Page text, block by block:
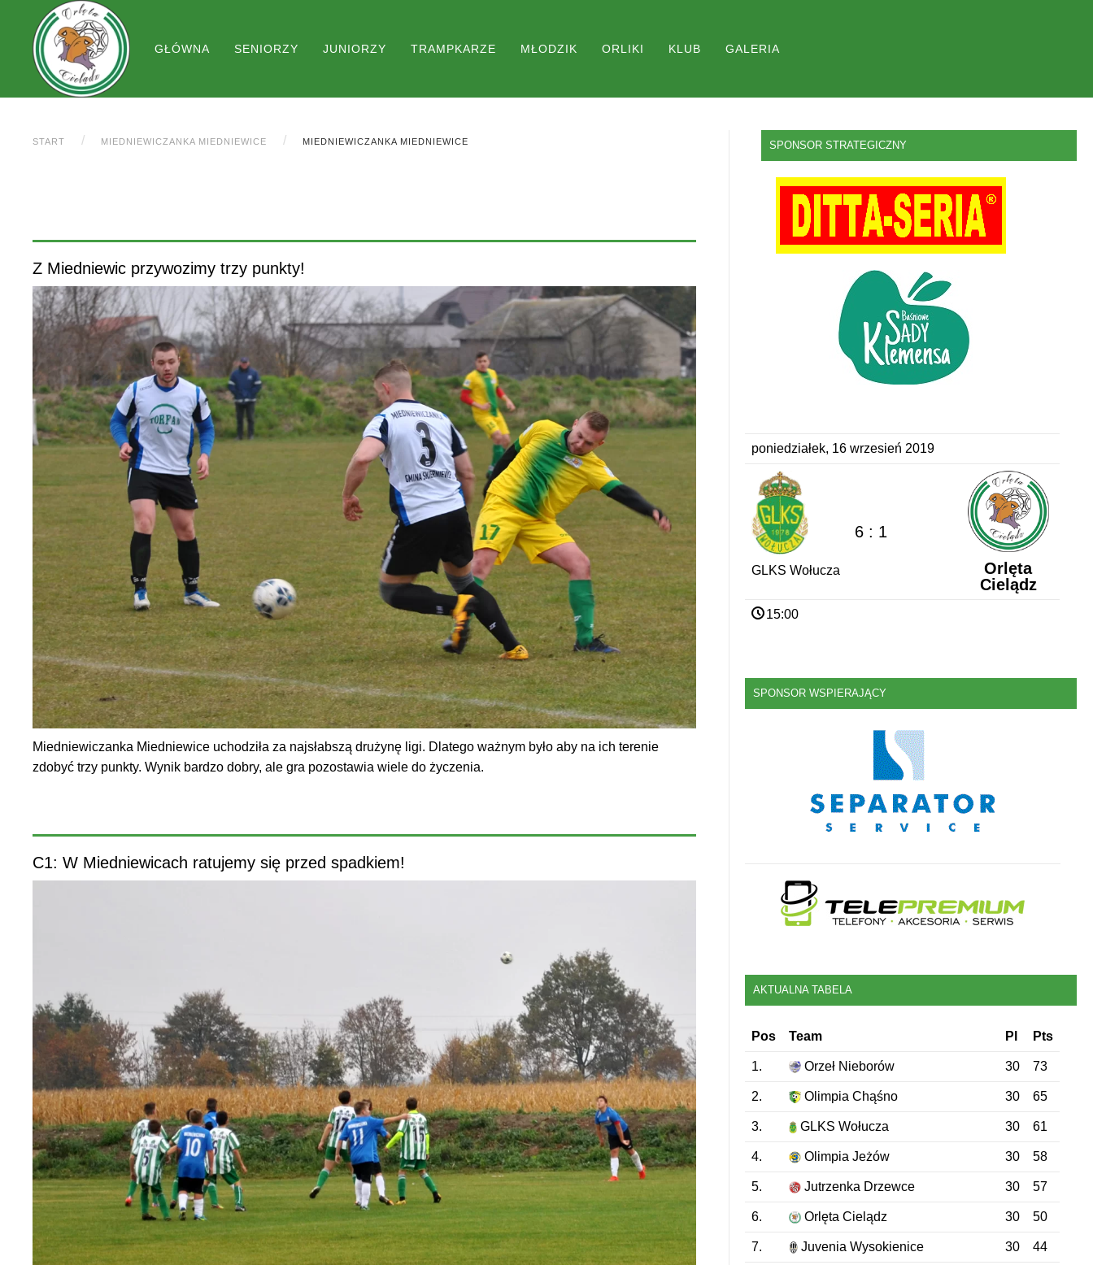
GŁÓWNA SENIORZY JUNIORZY TRAMPKARZE MŁODZIK ORLIKI KLUB GALERIA
START MIEDNIEWICZANKA MIEDNIEWICE MIEDNIEWICZANKA MIEDNIEWICE
Z Miedniewic przywozimy trzy punkty!
Miedniewiczanka Miedniewice uchodziła za najsłabszą drużynę ligi. Dlatego ważnym było aby na ich terenie
zdobyć trzy punkty. Wynik bardzo dobry, ale gra pozostawia wiele do życzenia.
C1: W Miedniewicach ratujemy się przed spadkiem!
SPONSOR STRATEGICZNY
poniedziałek, 16 wrzesień 2019
GLKS Wołucza
6 : 1
Orlęta
Cielądz
15:00
SPONSOR WSPIERAJĄCY
AKTUALNA TABELA
Pos Team Pl Pts
1. Orzeł Nieborów 30 73
2. Olimpia Chąśno 30 65
3. GLKS Wołucza 30 61
4. Olimpia Jeżów 30 58
5. Jutrzenka Drzewce 30 57
6. Orlęta Cielądz 30 50
7. Juvenia Wysokienice 30 44